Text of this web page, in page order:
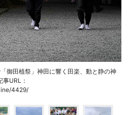
御田植祭」神田に響く田楽、動と静の神
事URL：
4429/